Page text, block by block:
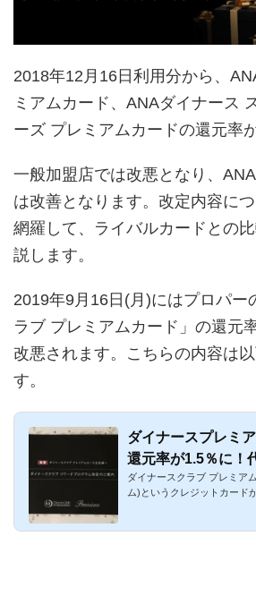
2018年12月16日利用分から、
ミアムカード、ANAダイナース
ーズ プレミアムカードの還元率
一般加盟店では改悪となり、
は改善となります。改定内容に
網羅して、ライバルカードとの
説します。
2019年9月16日(月)にはプロパー
ラブ プレミアムカード」の還元
改悪されます。こちらの内容は
す。
ダイナースプレミ
還元率が1.5％に！
ダイナースクラブ プレミア
ム)というクレジットカード